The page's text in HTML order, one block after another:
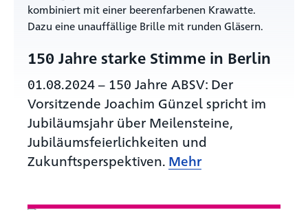
150 Jahre starke Stimme in Berlin
01.08.2024 – 150 Jahre ABSV: Der
Vorsitzende Joachim Günzel spricht im
Jubiläumsjahr über Meilensteine,
Jubiläumsfeierlichkeiten und
Zukunftsperspektiven. Mehr